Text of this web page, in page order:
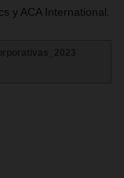
y ACA International.